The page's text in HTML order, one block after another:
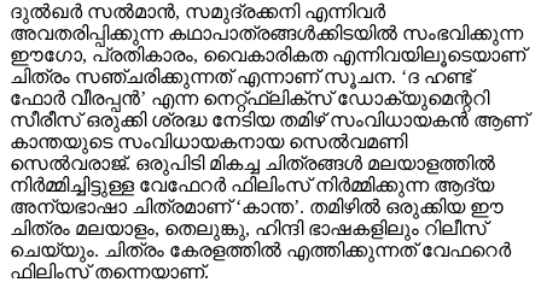
ദുല്‍ഖര്‍ സല്‍മാന്‍, സമുദ്രക്കനി എന്നിവര്‍
അവതരിപ്പിക്കുന്ന കഥാപാത്രങ്ങള്‍ക്കിടയില്‍ സംഭവിക്കുന്ന
ഈഗോ, പ്രതികാരം, വൈകാരികത എന്നിവയിലൂടെയാണ്
ചിത്രം സഞ്ചരിക്കുന്നത് എന്നാണ് സൂചന. ‘ദ ഹണ്ട്
ഫോര്‍ വീരപ്പന്‍’ എന്ന നെറ്റ്ഫ്‌ലിക്‌സ് ഡോക്യുമെന്ററി
സീരീസ് ഒരുക്കി ശ്രദ്ധ നേടിയ തമിഴ് സംവിധായകന്‍ ആണ്
കാന്തയുടെ സംവിധായകനായ സെല്‍വമണി
സെല്‍വരാജ്. ഒരുപിടി മികച്ച ചിത്രങ്ങള്‍ മലയാളത്തില്‍
നിര്‍മ്മിച്ചിട്ടുള്ള വേഫേറര്‍ ഫിലിംസ് നിര്‍മ്മിക്കുന്ന ആദ്യ
അന്യഭാഷാ ചിത്രമാണ് ‘കാന്ത’. തമിഴില്‍ ഒരുക്കിയ ഈ
ചിത്രം മലയാളം, തെലുങ്കു, ഹിന്ദി ഭാഷകളിലും റിലീസ്
ചെയ്യും. ചിത്രം കേരളത്തില്‍ എത്തിക്കുന്നത് വേഫറെര്‍
ഫിലിംസ് തന്നെയാണ്.